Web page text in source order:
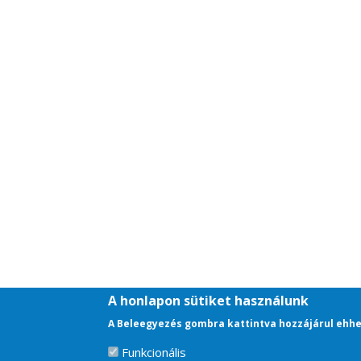
A honlapon sütiket használunk
A Beleegyezés gombra kattintva hozzájárul
Funkcionális